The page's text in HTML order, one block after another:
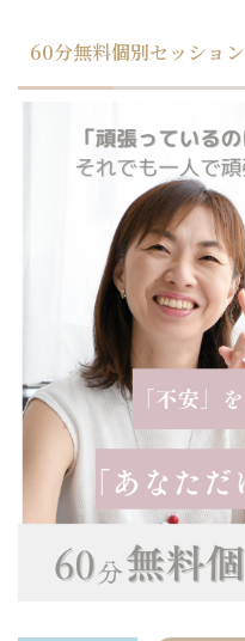
60分無料個別セッション